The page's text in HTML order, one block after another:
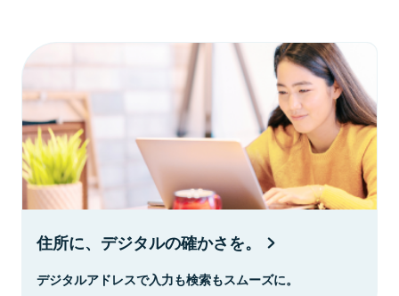
住所に、デジタルの確かさを。
デジタルアドレスで入力も検索もスムーズに。